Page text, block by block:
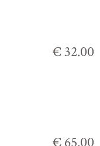
€ 32.00
€ 65.00